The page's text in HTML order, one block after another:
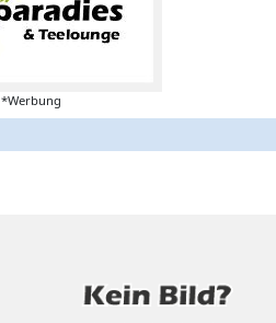
*Werbung